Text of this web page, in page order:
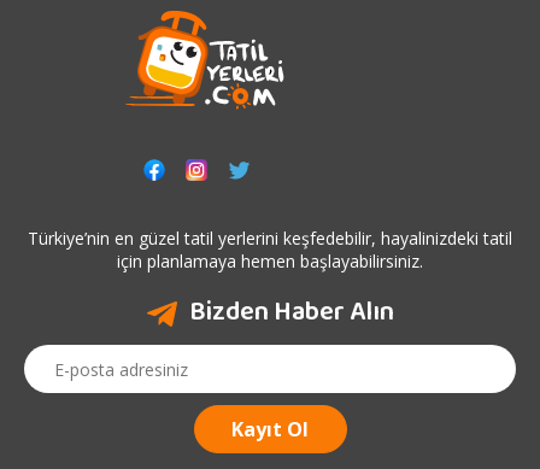
Türkiye’nin en güzel tatil yerlerini keşfedebilir, hayalinizdeki tatil
için planlamaya hemen başlayabilirsiniz.
Bizden Haber Alın